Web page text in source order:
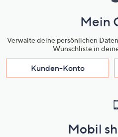
Mein
Verwalte deine persönlichen
Wunschliste in
Kunden-Konto
Mobil